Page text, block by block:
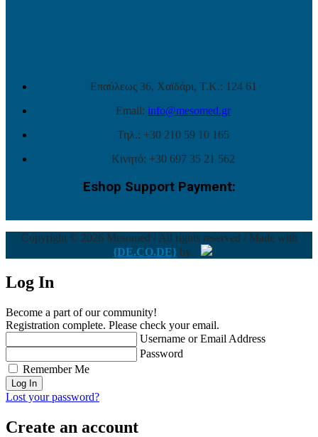
Επαύλεως 36, Χαϊδάρι, Τ.Κ.: 124 61
Email: info@mesomed.gr
Τηλ.: +30 210 59 10 165
Κινητό: +30 697 35 21 562
Eshop Support Payment:
Copyright © 2026 Mesomed / All rights reserved / Made with
{DE.CO.DE} by
Log In
Become a part of our community!
Registration complete. Please check your email.
Username or Email Address
Password
Remember Me
Lost your password?
Create an account